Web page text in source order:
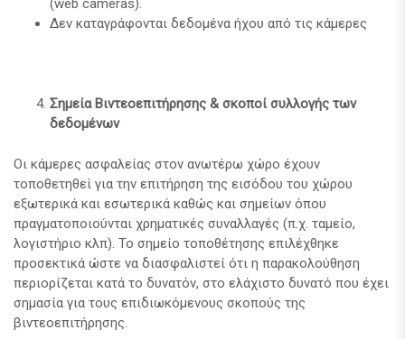
(web cameras).
Δεν καταγράφονται δεδομένα ήχου από τις κάμερες
Σημεία Βιντεοεπιτήρησης & σκοποί συλλογής των
δεδομένων
Οι κάμερες ασφαλείας στον ανωτέρω χώρο έχουν
τοποθετηθεί για την επιτήρηση της εισόδου του χώρου
εξωτερικά και εσωτερικά καθώς και σημείων όπου
πραγματοποιούνται χρηματικές συναλλαγές (π.χ. ταμείο,
λογιστήριο κλπ). Το σημείο τοποθέτησης επιλέχθηκε
προσεκτικά ώστε να διασφαλιστεί ότι η παρακολούθηση
περιορίζεται κατά το δυνατόν, στο ελάχιστο δυνατό που έχει
σημασία για τους επιδιωκόμενους σκοπούς της
βιντεοεπιτήρησης.